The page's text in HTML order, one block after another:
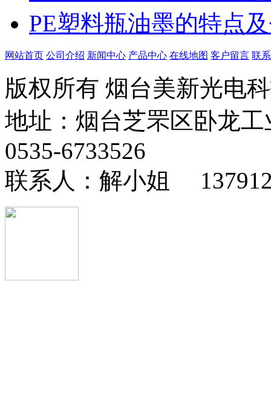
PE塑料瓶油墨的特点
网站首页 公司介绍 新闻中心 产品中心 在线地图 客户留言 联
版权所有 烟台美新光电
地址：烟台芝罘区卧龙
0535-6733526
联系人：解小姐